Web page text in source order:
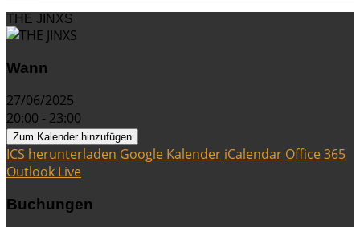
THE JINXS
Wann
27/06/2025
20:00 - 23:00
Zum Kalender hinzufügen
ICS herunterladen Google Kalender iCalendar Office 365
Outlook Live
Buchungen